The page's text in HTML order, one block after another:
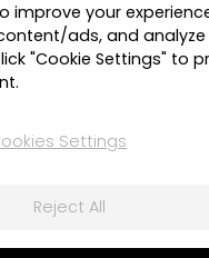
CyberLink. Tous droits
Conditions
improve your
ads, and
"Cookie Settings" to
Settings
Reject All